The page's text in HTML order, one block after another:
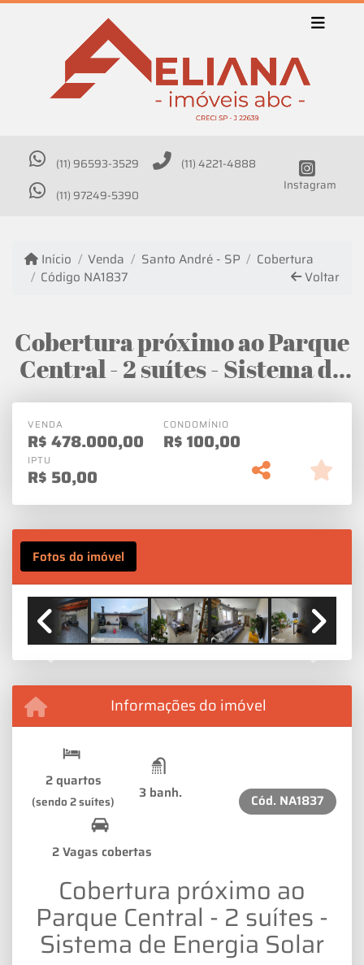
(11) 96593-3529
(11) 4221-4888
(11) 97249-5390
Instagram
Início Venda Santo André - SP
Cobertura
Código NA1837
Voltar
Cobertura próximo ao Parque
Central - 2 suítes - Sistema de
Energia Solar
VENDA
R$478.000,00
CONDOMÍNIO
R$100,00
IPTU
R$ 50,00
Fotos do imóvel
Previous Next
Informações do imóvel
2 quartos
(sendo 2 suítes) 3 banh.
2 Vagas cobertas
Cód. NA1837
Cobertura próximo ao
Parque Central - 2 suítes -
Sistema de Energia Solar